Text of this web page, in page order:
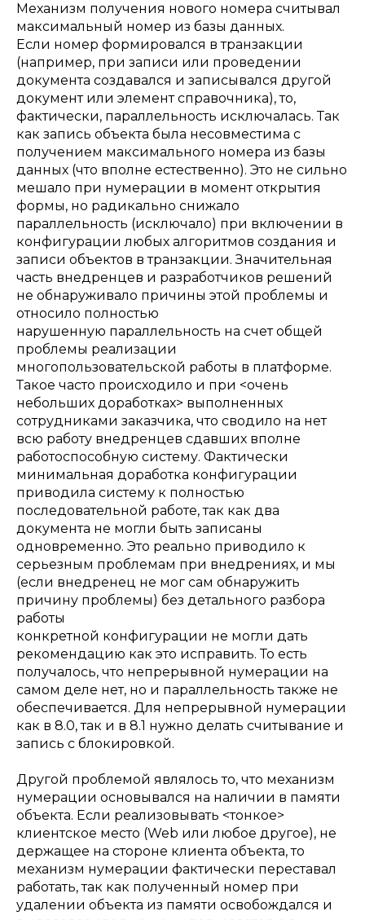
Механизм получения нового номера считывал
максимальный номер из базы данных.
Если номер формировался в транзакции
(например, при записи или проведении
документа создавался и записывался другой
документ или элемент справочника), то,
фактически, параллельность исключалась. Так
как запись объекта была несовместима с
получением максимального номера из базы
данных (что вполне естественно). Это не сильно
мешало при нумерации в момент открытия
формы, но радикально снижало
параллельность (исключало) при включении в
конфигурации любых алгоритмов создания и
записи объектов в транзакции. Значительная
часть внедренцев и разработчиков решений
не обнаруживало причины этой проблемы и
относило полностью
нарушенную параллельность на счет общей
проблемы реализации
многопользовательской работы в платформе.
Такое часто происходило и при <очень
небольших доработках> выполненных
сотрудниками заказчика, что сводило на нет
всю работу внедренцев сдавших вполне
работоспособную систему. Фактически
минимальная доработка конфигурации
приводила систему к полностью
последовательной работе, так как два
документа не могли быть записаны
одновременно. Это реально приводило к
серьезным проблемам при внедрениях, и мы
(если внедренец не мог сам обнаружить
причину проблемы) без детального разбора
работы
конкретной конфигурации не могли дать
рекомендацию как это исправить. То есть
получалось, что непрерывной нумерации на
самом деле нет, но и параллельность также не
обеспечивается. Для непрерывной нумерации
как в 8.0, так и в 8.1 нужно делать считывание и
запись с блокировкой.
Другой проблемой являлось то, что механизм
нумерации основывался на наличии в памяти
объекта. Если реализовывать <тонкое>
клиентское место (Web или любое другое), не
держащее на стороне клиента объекта, то
механизм нумерации фактически переставал
работать, так как полученный номер при
удалении объекта из памяти освобождался и